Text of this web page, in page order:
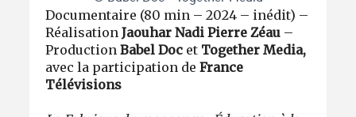
Documentaire (80 min – 2024 – inédit) –
Réalisation Jaouhar Nadi Pierre Zéau –
ProductionBabel Doc et Together Media,
avec la participation deFrance
Télévisions